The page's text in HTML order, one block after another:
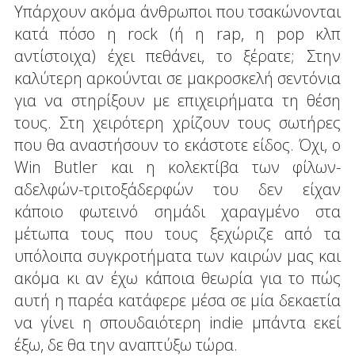
Υπάρχουν ακόμα άνθρωποι που τσακώνονται
κατά πόσο η rock (ή η rap, η pop κλπ
αντίστοιχα) έχει πεθάνει, το ξέρατε; Στην
καλύτερη αρκούνται σε μακροσκελή σεντόνια
για να στηρίξουν με επιχειρήματα τη θέση
τους. Στη χειρότερη χρίζουν τους σωτήρες
που θα αναστήσουν το εκάστοτε είδος. Όχι, ο
Win Butler και η κολεκτίβα των φίλων-
αδελφών-τριτοξάδερφών του δεν είχαν
κάποιο φωτεινό σημάδι χαραγμένο στα
μέτωπα τους που τους ξεχώριζε από τα
υπόλοιπα συγκροτήματα των καιρών μας και
ακόμα κι αν έχω κάποια θεωρία για το πώς
αυτή η παρέα κατάφερε μέσα σε μία δεκαετία
να γίνει η σπουδαιότερη indie μπάντα εκεί
έξω, δε θα την αναπτύξω τώρα.